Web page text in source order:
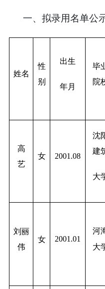
一、拟录用名单公
姓名
性
别
出生
年月
毕
院
高
艺
女 2001.08
沈
建
大
刘丽
伟
女 2001.01
河
大